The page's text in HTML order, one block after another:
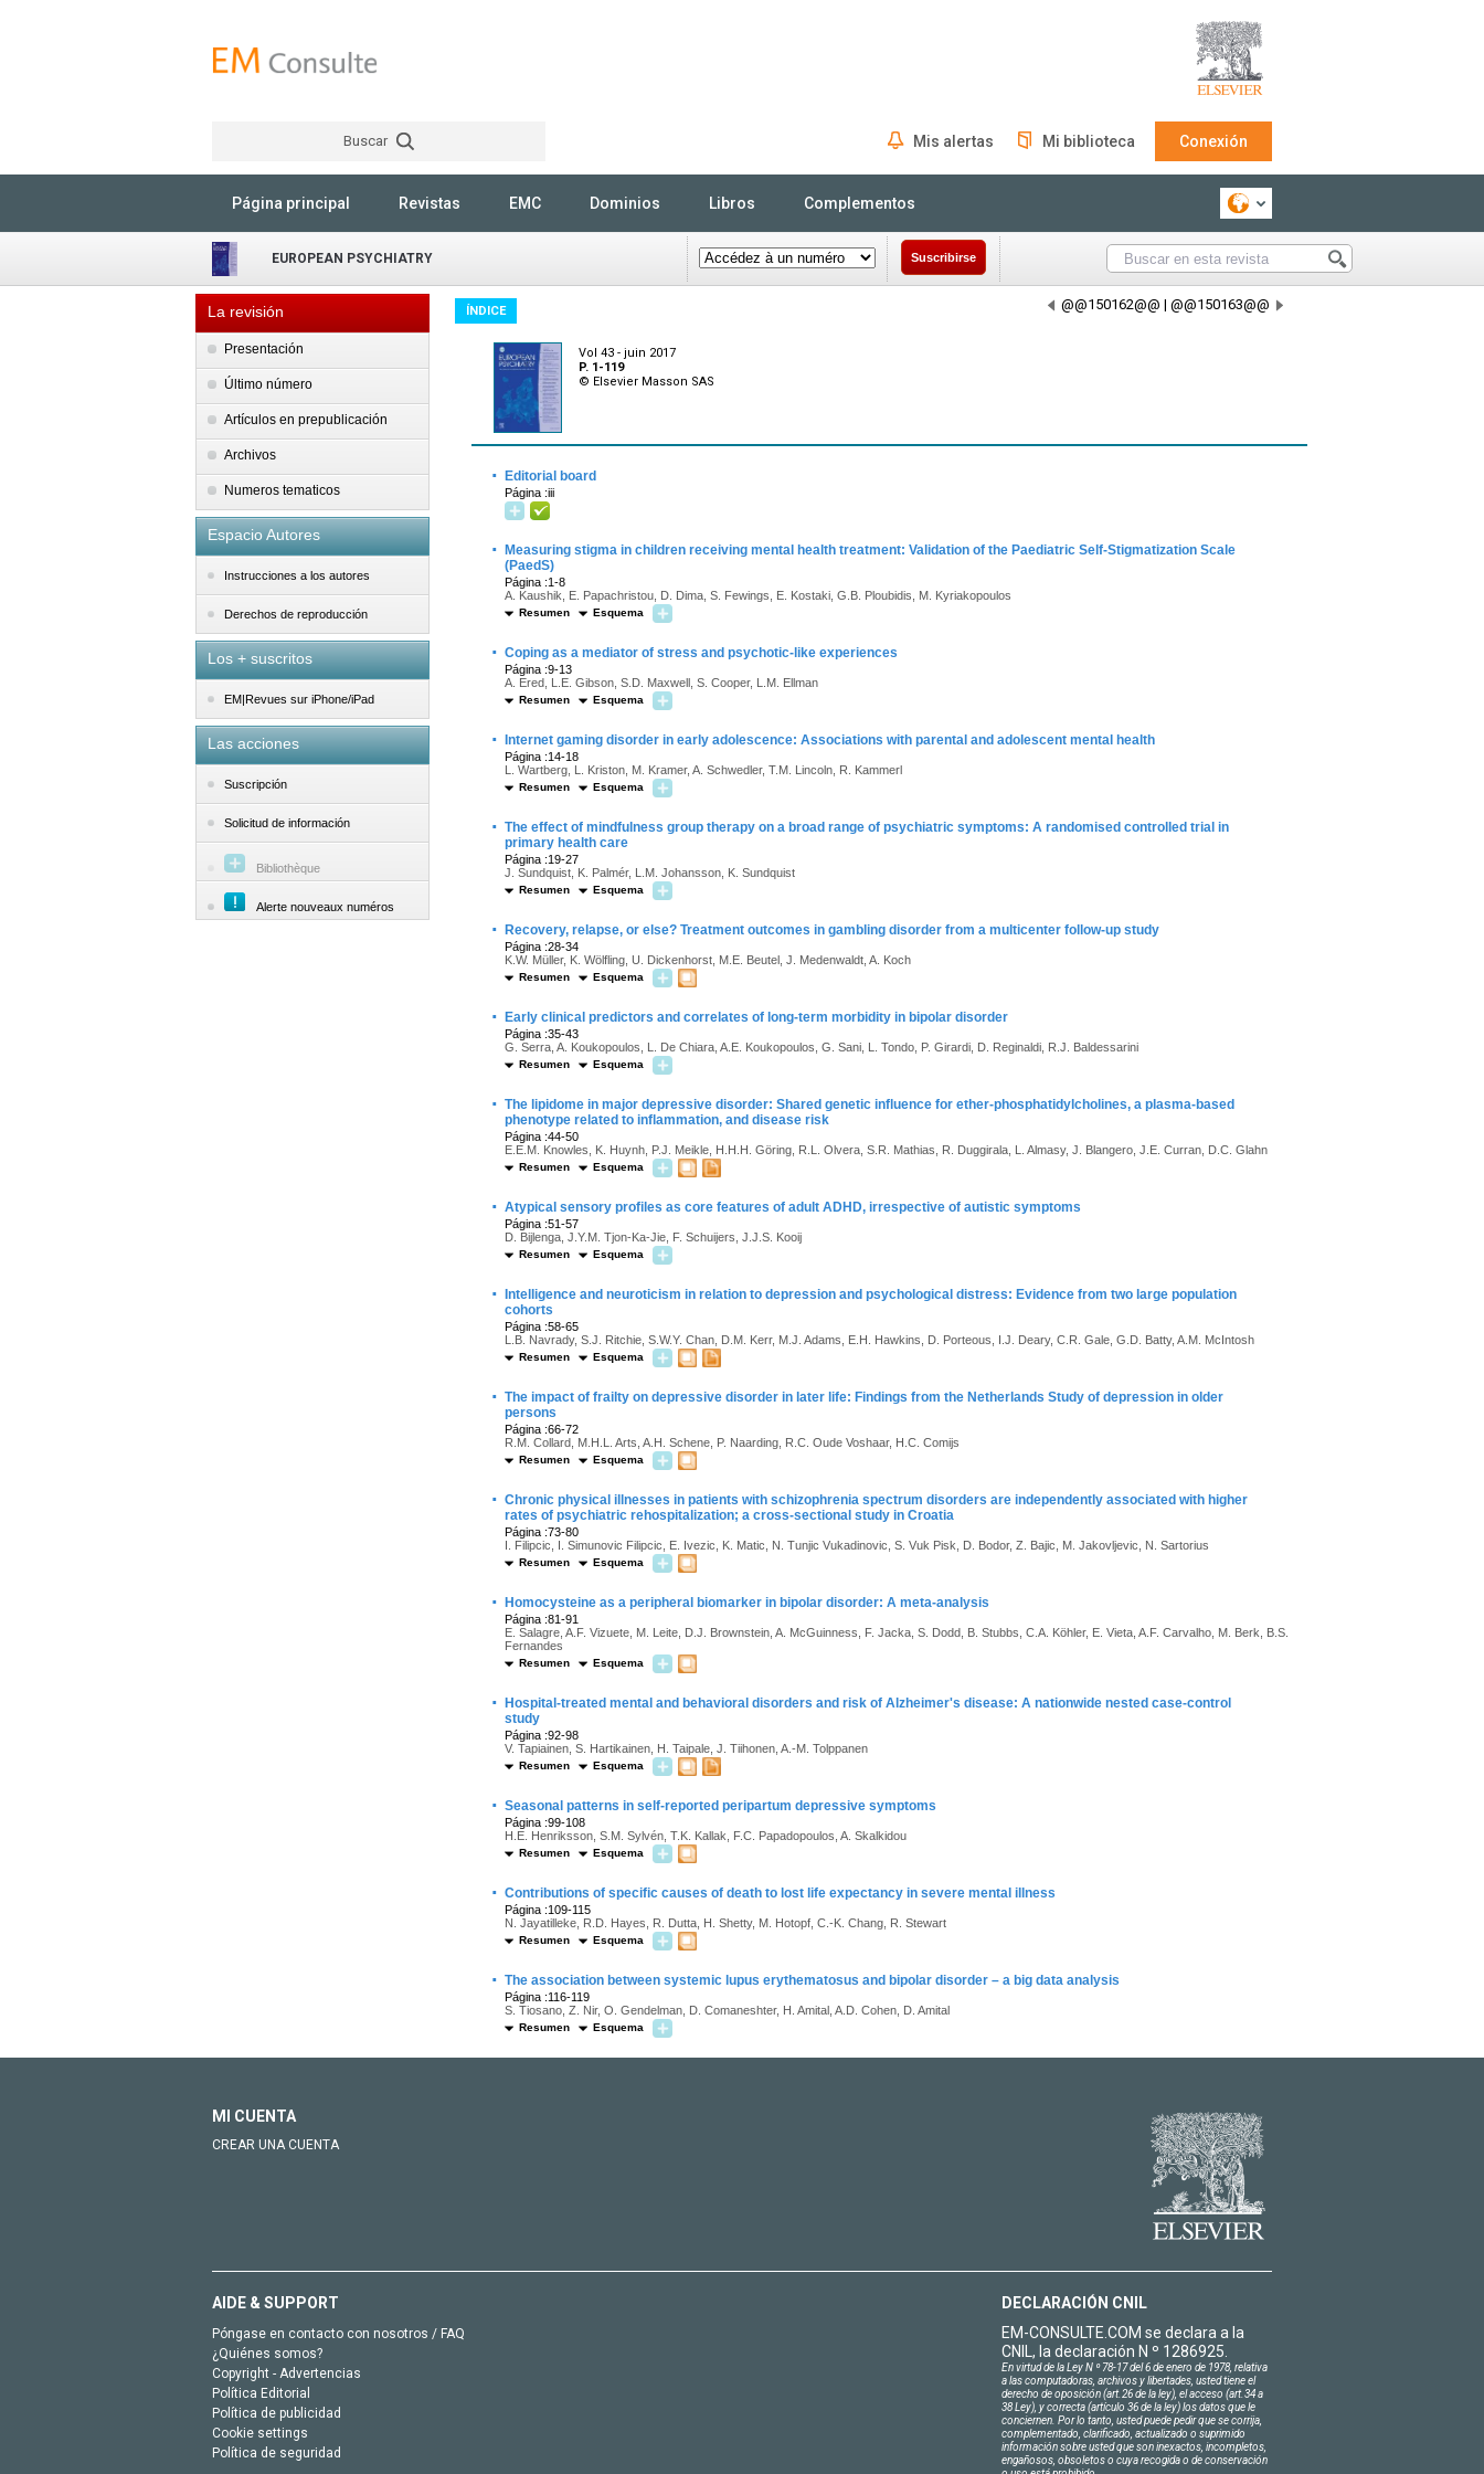
Buscar Mis alertas Mi biblioteca Conexión
Página principal Revistas EMC Dominios Libros Complementos
EUROPEAN PSYCHIATRY Suscribirse
La revisión
Presentación
Último número
Artículos en prepublicación
Archivos
Numeros tematicos
Espacio Autores
Instrucciones a los autores
Derechos de reproducción
Los + suscritos
EM|Revues sur iPhone/iPad
Las acciones
Suscripción
Solicitud de información
Bibliothèque
Alerte nouveaux numéros
ÍNDICE @@150162@@ | @@150163@@
Vol 43 - juin 2017
P. 1-119
© Elsevier Masson SAS
· Editorial board
Página :iii
·
Measuring stigma in children receiving mental health treatment: Validation of the Paediatric Self-Stigmatization Scale
(PaedS)
Página :1-8
A. Kaushik, E. Papachristou, D. Dima, S. Fewings, E. Kostaki, G.B. Ploubidis, M. Kyriakopoulos
Resumen Esquema
· Coping as a mediator of stress and psychotic-like experiences
Página :9-13
A. Ered, L.E. Gibson, S.D. Maxwell, S. Cooper, L.M. Ellman
Resumen Esquema
· Internet gaming disorder in early adolescence: Associations with parental and adolescent mental health
Página :14-18
L. Wartberg, L. Kriston, M. Kramer, A. Schwedler, T.M. Lincoln, R. Kammerl
Resumen Esquema
· The effect of mindfulness group therapy on a broad range of psychiatric symptoms: A randomised controlled trial in
primary health care
Página :19-27
J. Sundquist, K. Palmér, L.M. Johansson, K. Sundquist
Resumen Esquema
· Recovery, relapse, or else? Treatment outcomes in gambling disorder from a multicenter follow-up study
Página :28-34
K.W. Müller, K. Wölfling, U. Dickenhorst, M.E. Beutel, J. Medenwaldt, A. Koch
Resumen Esquema
· Early clinical predictors and correlates of long-term morbidity in bipolar disorder
Página :35-43
G. Serra, A. Koukopoulos, L. De Chiara, A.E. Koukopoulos, G. Sani, L. Tondo, P. Girardi, D. Reginaldi, R.J. Baldessarini
Resumen Esquema
· The lipidome in major depressive disorder: Shared genetic influence for ether-phosphatidylcholines, a plasma-based
phenotype related to inflammation, and disease risk
Página :44-50
E.E.M. Knowles, K. Huynh, P.J. Meikle, H.H.H. Göring, R.L. Olvera, S.R. Mathias, R. Duggirala, L. Almasy, J. Blangero, J.E. Curran, D.C. Glahn
Resumen Esquema
· Atypical sensory profiles as core features of adult ADHD, irrespective of autistic symptoms
Página :51-57
D. Bijlenga, J.Y.M. Tjon-Ka-Jie, F. Schuijers, J.J.S. Kooij
Resumen Esquema
·
Intelligence and neuroticism in relation to depression and psychological distress: Evidence from two large population
cohorts
Página :58-65
L.B. Navrady, S.J. Ritchie, S.W.Y. Chan, D.M. Kerr, M.J. Adams, E.H. Hawkins, D. Porteous, I.J. Deary, C.R. Gale, G.D. Batty, A.M. McIntosh
Resumen Esquema
· The impact of frailty on depressive disorder in later life: Findings from the Netherlands Study of depression in older
persons
Página :66-72
R.M. Collard, M.H.L. Arts, A.H. Schene, P. Naarding, R.C. Oude Voshaar, H.C. Comijs
Resumen Esquema
· Chronic physical illnesses in patients with schizophrenia spectrum disorders are independently associated with higher
rates of psychiatric rehospitalization; a cross-sectional study in Croatia
Página :73-80
I. Filipcic, I. Simunovic Filipcic, E. Ivezic, K. Matic, N. Tunjic Vukadinovic, S. Vuk Pisk, D. Bodor, Z. Bajic, M. Jakovljevic, N. Sartorius
Resumen Esquema
· Homocysteine as a peripheral biomarker in bipolar disorder: A meta-analysis
Página :81-91
E. Salagre, A.F. Vizuete, M. Leite, D.J. Brownstein, A. McGuinness, F. Jacka, S. Dodd, B. Stubbs, C.A. Köhler, E. Vieta, A.F. Carvalho, M. Berk, B.S.
Fernandes
Resumen Esquema
·
Hospital-treated mental and behavioral disorders and risk of Alzheimer's disease: A nationwide nested case-control
study
Página :92-98
V. Tapiainen, S. Hartikainen, H. Taipale, J. Tiihonen, A.-M. Tolppanen
Resumen Esquema
· Seasonal patterns in self-reported peripartum depressive symptoms
Página :99-108
H.E. Henriksson, S.M. Sylvén, T.K. Kallak, F.C. Papadopoulos, A. Skalkidou
Resumen Esquema
· Contributions of specific causes of death to lost life expectancy in severe mental illness
Página :109-115
N. Jayatilleke, R.D. Hayes, R. Dutta, H. Shetty, M. Hotopf, C.-K. Chang, R. Stewart
Resumen Esquema
· The association between systemic lupus erythematosus and bipolar disorder – a big data analysis
Página :116-119
S. Tiosano, Z. Nir, O. Gendelman, D. Comaneshter, H. Amital, A.D. Cohen, D. Amital
Resumen Esquema
MI CUENTA
CREAR UNA CUENTA
AIDE & SUPPORT
Póngase en contacto con nosotros / FAQ
¿Quiénes somos?
Copyright - Advertencias
Política Editorial
Política de publicidad
Cookie settings
Política de seguridad
DECLARACIÓN CNIL
EM-CONSULTE.COM se declara a la
CNIL, la declaración N º 1286925.
En virtud de la Ley N º 78-17 del 6 de enero de 1978, relativa
a las computadoras, archivos y libertades, usted tiene el
derecho de oposición (art.26 de la ley), el acceso (art.34 a
38 Ley), y correcta (artículo 36 de la ley) los datos que le
conciernen. Por lo tanto, usted puede pedir que se corrija,
complementado, clarificado, actualizado o suprimido
información sobre usted que son inexactos, incompletos,
engañosos, obsoletos o cuya recogida o de conservación